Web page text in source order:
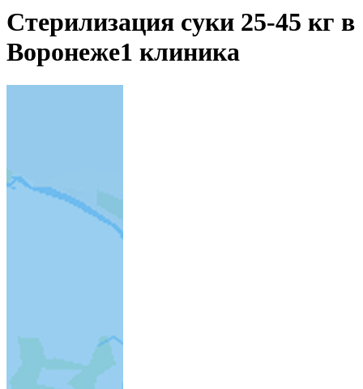
Стерилизация суки 25-45 кг в
Воронеже1 клиника